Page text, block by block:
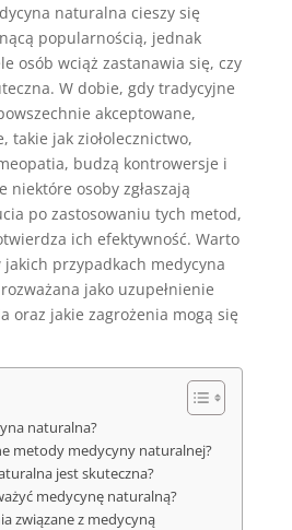
naturalna cieszy się
popularnością, jednak
osób wciąż zastanawia się, czy
W dobie, gdy tradycyjne
akceptowane,
takie jak ziołolecznictwo,
budzą kontrowersje i
niektóre osoby zgłaszają
po zastosowaniu tych metod,
ich efektywność. Warto
przypadkach medycyna
jako uzupełnienie
oraz jakie zagrożenia mogą się
naturalna?
metody medycyny naturalnej?
jest skuteczna?
medycynę naturalną?
związane z medycyną